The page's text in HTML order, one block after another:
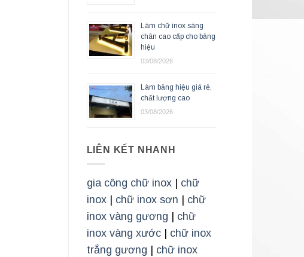
Làm chữ inox sáng
chân cao cấp cho bảng
hiệu
03/08/2026
Làm bảng hiệu giá rẻ,
chất lượng cao
03/08/2026
LIÊN KẾT NHANH
gia công chữ inox| chữ
inox| chữ inox sơn
chữ
inox vàng gương
chữ
inox vàng xước| chữ inox
trắng gương
chữ inox